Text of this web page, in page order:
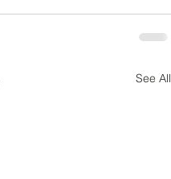
See All